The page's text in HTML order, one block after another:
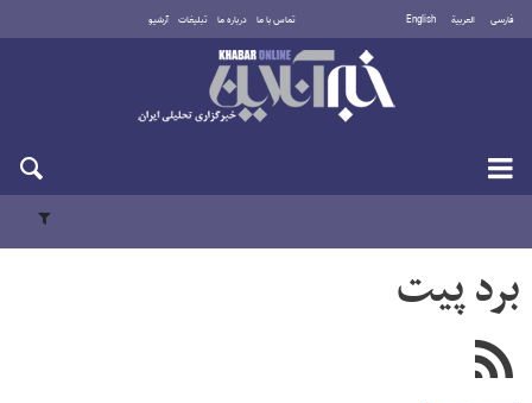
فارسی العربية English تماس با ما درباره ما تبلیغات آرشیو
شنبه ۱۷ مرداد ۱۴۰۵
برد پیت